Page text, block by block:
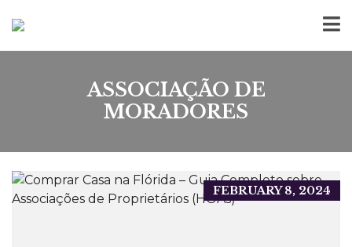
ASSOCIAÇÃO DE
MORADORES
FEBRUARY 8, 2024